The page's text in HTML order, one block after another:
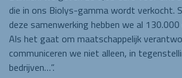
die in ons Biolys-gamma wordt verkocht.
deze samenwerking hebben we al
Als het gaat om maatschappelijk
communiceren we niet alleen, in
bedrijven…”.